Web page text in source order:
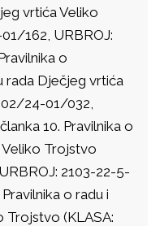
vrtića Veliko
162, URBROJ:
o
rada Dječjeg vrtića
02/24-01/032,
10. Pravilnika o
Trojstvo
2103-22-5-
o radu i
Trojstvo (KLASA: